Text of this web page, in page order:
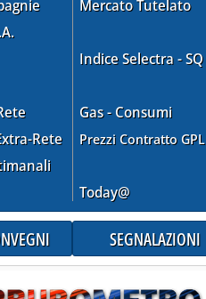
Rete
Mercato Tutelato
Indice Selectra - SQ
Gas - Consumi
Prezzi Contratto GPL
Today@
SEGNALAZIONI